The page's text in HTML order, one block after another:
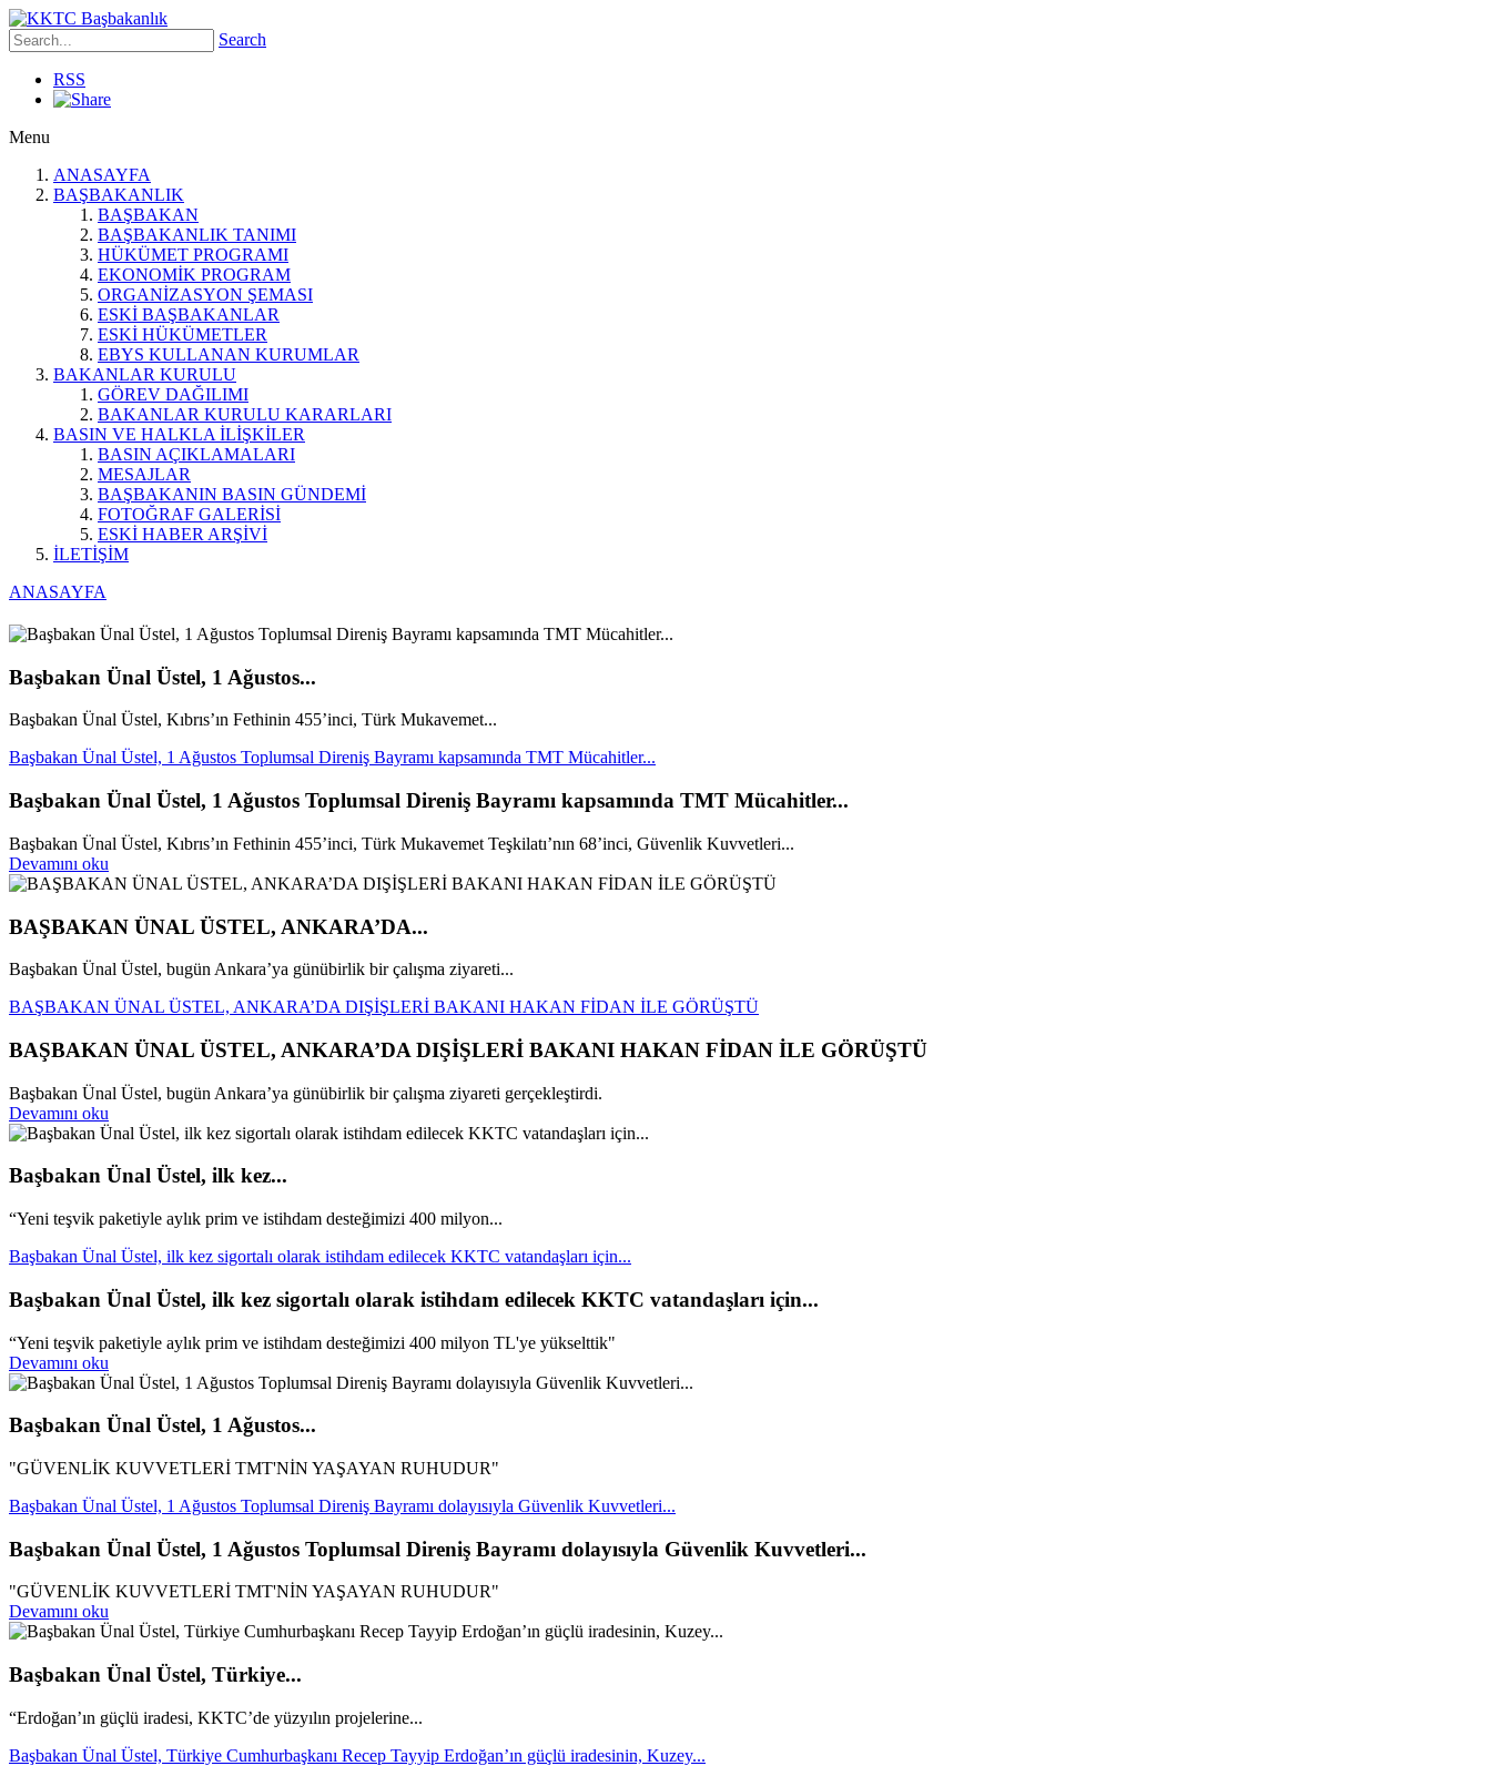
Search
RSS
Menu
ANASAYFA
BAŞBAKANLIK
BAŞBAKAN
BAŞBAKANLIK TANIMI
HÜKÜMET PROGRAMI
EKONOMİK PROGRAM
ORGANİZASYON ŞEMASI
ESKİ BAŞBAKANLAR
ESKİ HÜKÜMETLER
EBYS KULLANAN KURUMLAR
BAKANLAR KURULU
GÖREV DAĞILIMI
BAKANLAR KURULU KARARLARI
BASIN VE HALKLA İLİŞKİLER
BASIN AÇIKLAMALARI
MESAJLAR
BAŞBAKANIN BASIN GÜNDEMİ
FOTOĞRAF GALERİSİ
ESKİ HABER ARŞİVİ
İLETİŞİM
ANASAYFA
Başbakan Ünal Üstel, 1 Ağustos...
Başbakan Ünal Üstel, Kıbrıs’ın Fethinin 455’inci, Türk Mukavemet...
Başbakan Ünal Üstel, 1 Ağustos Toplumsal Direniş Bayramı kapsamında TMT Mücahitler...
Başbakan Ünal Üstel, 1 Ağustos Toplumsal Direniş Bayramı kapsamında TMT Mücahitler...
Başbakan Ünal Üstel, Kıbrıs’ın Fethinin 455’inci, Türk Mukavemet Teşkilatı’nın 68’inci, Güvenlik Kuvvetleri...
Devamını oku
BAŞBAKAN ÜNAL ÜSTEL, ANKARA’DA...
Başbakan Ünal Üstel, bugün Ankara’ya günübirlik bir çalışma ziyareti...
BAŞBAKAN ÜNAL ÜSTEL, ANKARA’DA DIŞİŞLERİ BAKANI HAKAN FİDAN İLE GÖRÜŞTÜ
BAŞBAKAN ÜNAL ÜSTEL, ANKARA’DA DIŞİŞLERİ BAKANI HAKAN FİDAN İLE GÖRÜŞTÜ
Başbakan Ünal Üstel, bugün Ankara’ya günübirlik bir çalışma ziyareti gerçekleştirdi.
Devamını oku
Başbakan Ünal Üstel, ilk kez...
“Yeni teşvik paketiyle aylık prim ve istihdam desteğimizi 400 milyon...
Başbakan Ünal Üstel, ilk kez sigortalı olarak istihdam edilecek KKTC vatandaşları için...
Başbakan Ünal Üstel, ilk kez sigortalı olarak istihdam edilecek KKTC vatandaşları için...
“Yeni teşvik paketiyle aylık prim ve istihdam desteğimizi 400 milyon TL'ye yükselttik"
Devamını oku
Başbakan Ünal Üstel, 1 Ağustos...
"GÜVENLİK KUVVETLERİ TMT'NİN YAŞAYAN RUHUDUR"
Başbakan Ünal Üstel, 1 Ağustos Toplumsal Direniş Bayramı dolayısıyla Güvenlik Kuvvetleri...
Başbakan Ünal Üstel, 1 Ağustos Toplumsal Direniş Bayramı dolayısıyla Güvenlik Kuvvetleri...
"GÜVENLİK KUVVETLERİ TMT'NİN YAŞAYAN RUHUDUR"
Devamını oku
Başbakan Ünal Üstel, Türkiye...
“Erdoğan’ın güçlü iradesi, KKTC’de yüzyılın projelerine...
Başbakan Ünal Üstel, Türkiye Cumhurbaşkanı Recep Tayyip Erdoğan’ın güçlü iradesinin, Kuzey...